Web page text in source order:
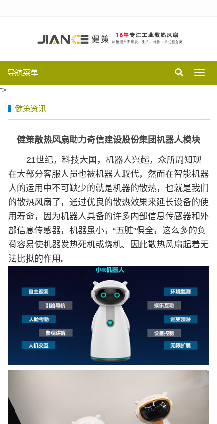
导航菜单
">
健策资讯
健策散热风扇助力奇信建设股份集团机器人模块
21世纪，科技大国，机器人兴起，众所周知现
在大部分客服人员也被机器人取代，然而在智能机器
人的运用中不可缺少的就是机器的散热，也就是我们
的散热风扇了，通过优良的散热效果来延长设备的使
用寿命，因为机器人具备的许多内部信息传感器和外
部信息传感器，机器虽小，“五脏”俱全，这么多的负
荷容易使机器发热死机或烧机。因此散热风扇起着无
法比拟的作用。